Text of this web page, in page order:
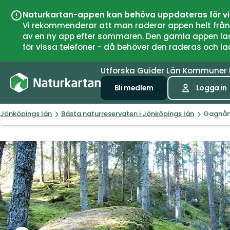
Naturkartan-appen kan behöva uppdateras för
Vi rekommenderar att man raderar appen helt
av en ny app efter sommaren. Den gamla
för vissa telefoner - då behöver den raderas och
Utforska Guider Län Kommuner
Bli medlem Logga in
Jönköpings län Bästa naturreservaten i Jönköpings län